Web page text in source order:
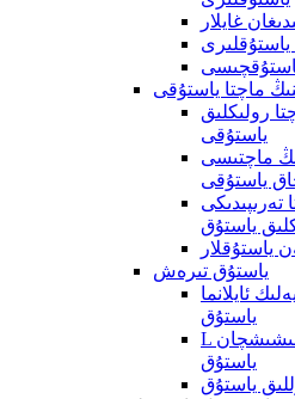
غايلار
ياستۇقلىرى
ياستۇقچىسى
ماچتا ياستۇقى
رولىكلىق
ياستۇقى
ماچتىسى
ياستۇقى
تەرىپىدىكى
ياستۇق
ياستۇقلار
ياستۇق تىرەش
ئايلانما
ياستۇق
L تىپلىق تۆت نۇقتىلىق ئالاقىلىشىشچان
ياستۇق
ياستۇق